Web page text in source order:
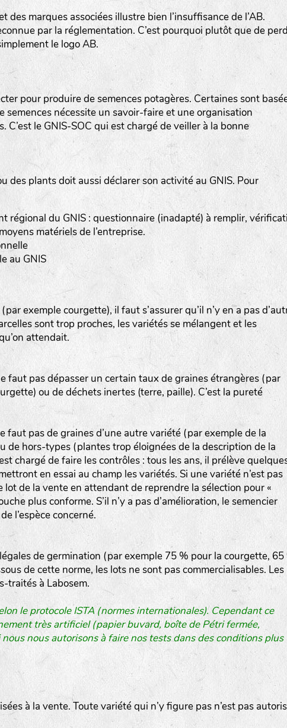
www.bingenheimersaatgut.de
www.aubepin.fr
rheinau.ch
des marques associées illustre bien l’insuffisance de l’AB.
par la réglementation. C’est pourquoi plutôt que de
le logo AB.
pour produire de semences potagères. Certaines sont
semences nécessite un savoir-faire et une organisation
le GNIS-SOC qui est chargé de veiller à la bonne
des plants doit aussi déclarer son activité au GNIS. Pour
régional du GNIS : questionnaire (inadapté) à remplir,
matériels de l’entreprise.
au GNIS
exemple courgette), il faut s’assurer qu’il n’y en a pas
sont trop proches, les variétés se mélangent et les
attendait.
faut pas dépasser un certain taux de graines étrangères (par
ou de déchets inertes (terre, paille). C’est la pureté
faut pas de graines d’une autre variété (par exemple de la
de hors-types (plantes trop éloignées de la description de la
chargé de faire les contrôles : tous les ans, il prélève
en essai au champ les variétés. Si une variété n’est pas
de la vente en attendant de reprendre la sélection pour «
plus conforme. S’il n’y a pas d’amélioration, le semencier
l’espèce concerné.
de germination (par exemple 75 % pour la courgette, 65
de cette norme, les lots ne sont pas commercialisables. Les
traités à Labosem.
le protocole ISTA (normes internationales). Cependant ce
très artificiel (papier buvard, boîte de Pétri fermée,
nous autorisons à faire nos tests dans des conditions plus
à la vente. Toute variété qui n’y figure pas n’est pas